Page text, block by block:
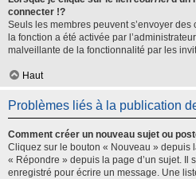
connecter !?
Seuls les membres peuvent s’envoyer
la fonction a été activée par
malveillante de la fonctionnalité par les
Haut
Problèmes liés à la publication
Comment créer un nouveau sujet ou
Cliquez sur le bouton « Nouveau » depuis
« Répondre » depuis la page d’un sujet. Il
enregistré pour écrire un message. Une